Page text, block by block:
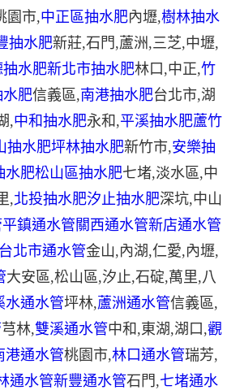
園市,中正區抽水肥內壢,樹林抽水
抽水肥新莊,石門 ,蘆洲 ,三芝,中壢,
抽水肥新北市抽水肥林口 ,中正,竹
水肥信義區,南港抽水肥台北市,湖
,中和抽水肥永和 ,平溪抽水肥蘆竹
抽水肥坪林抽水肥新竹市,安樂抽
水肥松山區抽水肥七堵,淡水區,中
,北投抽水肥汐止抽水肥深坑,中山
平鎮通水管關西通水管新店通水管
台北市通水管金山,內湖,仁愛,內壢,
大安區,松山區,汐止,石碇,萬里,八
水通水管坪林,蘆洲通水管信義區,
芎林,雙溪通水管中和 ,東湖,湖口 ,觀
港通水管桃園市,林口通水管瑞芳,
通水管新豐通水管石門 ,七堵通水